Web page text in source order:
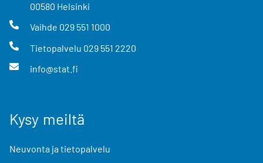
00580 Helsinki
Vaihde 029 551 1000
Tietopalvelu 029 551 2220
info@stat.fi
Kysy meiltä
Neuvonta ja tietopalvelu